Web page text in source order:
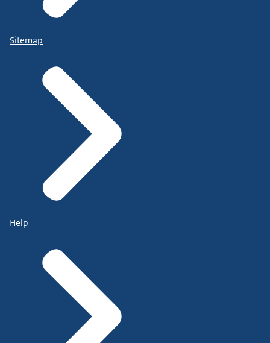
Sitemap
Help